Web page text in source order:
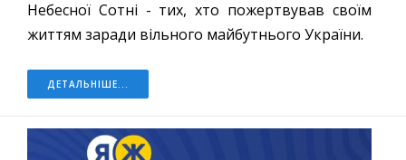
Небесної Сотні - тих, хто пожертвував своїм
життям заради вільного майбутнього України.
ДЕТАЛЬНІШЕ...